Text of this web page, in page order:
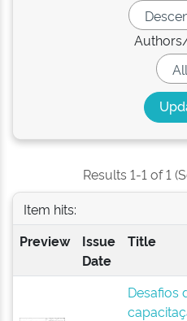
Results 1-1 of 1
Item hits:
Preview
Issue
Date
Title
Desafios